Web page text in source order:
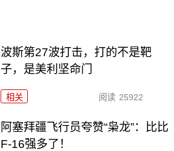
波斯第27波打击，打的不是靶
子，是美利坚命门
相关 阅读 25922
阿塞拜疆飞行员夸赞“枭龙”：比比
F-16强多了！